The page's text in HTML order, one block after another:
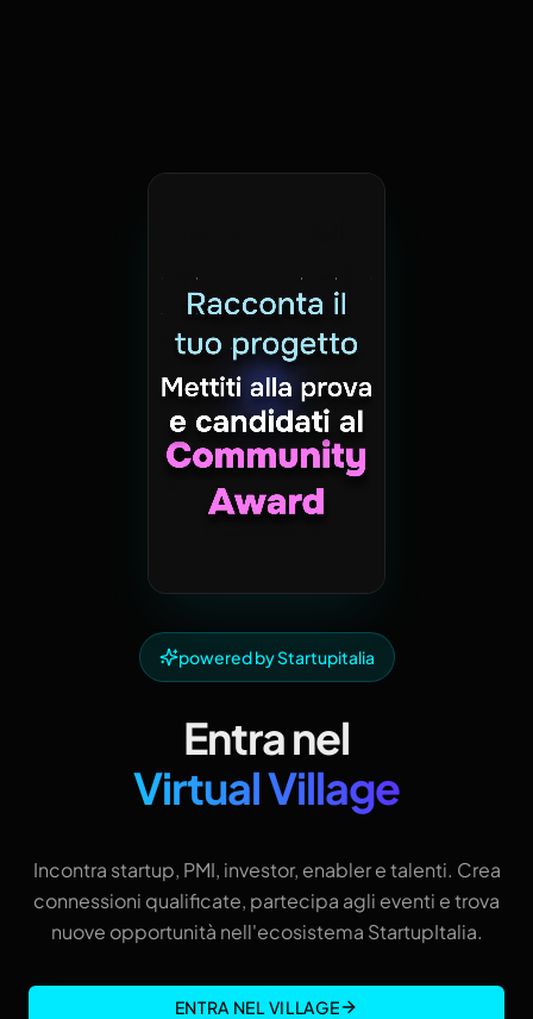
powered by Startupitalia
Entra nel
Virtual Village
Incontra startup, PMI, investor, enabler e talenti. Crea
connessioni qualificate, partecipa agli eventi e trova
nuove opportunità nell'ecosistema StartupItalia.
ENTRA NEL VILLAGE